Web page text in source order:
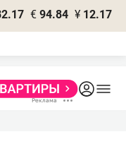
€ 94.84 ¥ 12.17